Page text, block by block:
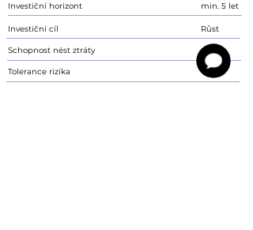
Investiční horizont min. 5 let
Investiční cíl Růst
Schopnost nést ztráty Ano
Tolerance rizika 4